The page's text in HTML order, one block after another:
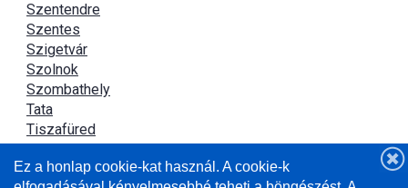
Szentendre
Szentes
Szigetvár
Szolnok
Szombathely
Tata
Tiszafüred
Újszász
Ez a honlap cookie-kat használ. A cookie-k